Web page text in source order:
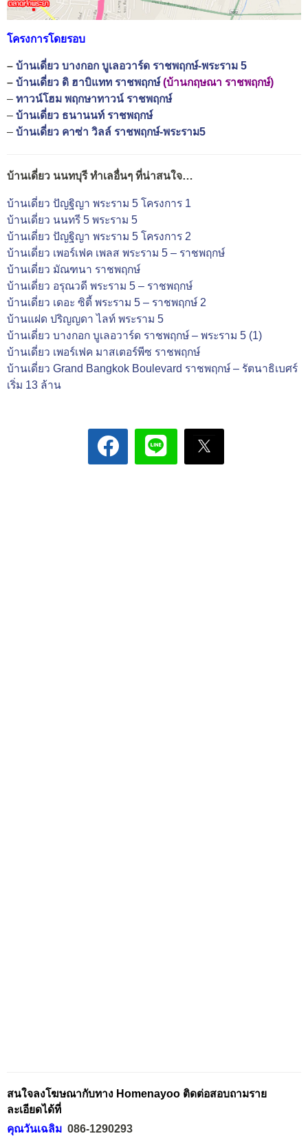
โครงการโดยรอบ
– บ้านเดี่ยว บางกอก บูเลอวาร์ด ราชพฤกษ์-พระราม 5
– บ้านเดี่ยว ดิ ฮาบิแทท ราชพฤกษ์(บ้านกฤษณา ราชพฤกษ์)
– ทาวน์โฮม พฤกษาทาวน์ ราชพฤกษ์
– บ้านเดี่ยว ธนานนท์ ราชพฤกษ์
– บ้านเดี่ยว คาซ่า วิลล์ ราชพฤกษ์-พระราม5
บ้านเดี่ยว นนทบุรี ทำเลอื่นๆ ที่น่าสนใจ…
บ้านเดี่ยว ปัญฐิญา พระราม 5 โครงการ 1
บ้านเดี่ยว นนทรี 5 พระราม 5
บ้านเดี่ยว ปัญฐิญา พระราม 5 โครงการ 2
บ้านเดี่ยว เพอร์เฟค เพลส พระราม 5 – ราชพฤกษ์
บ้านเดี่ยว มัณฑนา ราชพฤกษ์
บ้านเดี่ยว อรุณวดี พระราม 5 – ราชพฤกษ์
บ้านเดี่ยว เดอะ ซิตี้ พระราม 5 – ราชพฤกษ์ 2
บ้านแฝด ปริญญดา ไลท์ พระราม 5
บ้านเดี่ยว บางกอก บูเลอวาร์ด ราชพฤกษ์ – พระราม 5 (1)
บ้านเดี่ยว เพอร์เฟค มาสเตอร์พีซ ราชพฤกษ์
บ้านเดี่ยว Grand Bangkok Boulevard ราชพฤกษ์ – รัตนาธิเบศร์
เริ่ม 13 ล้าน
สนใจลงโฆษณากับทาง Homenayoo ติดต่อสอบถามราย
ละเอียดได้ที่
คุณวันเฉลิม 086-1290293